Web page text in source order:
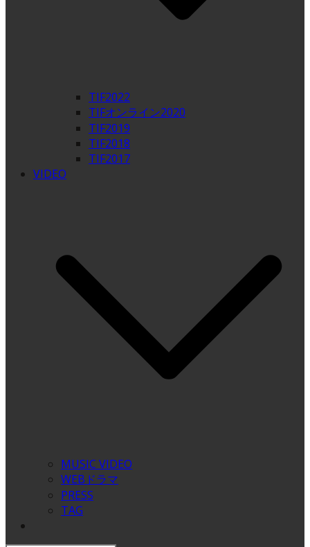
TIF2022
TIFオンライン2020
TIF2019
TIF2018
TIF2017
VIDEO
MUSIC VIDEO
WEBドラマ
PRESS
TAG